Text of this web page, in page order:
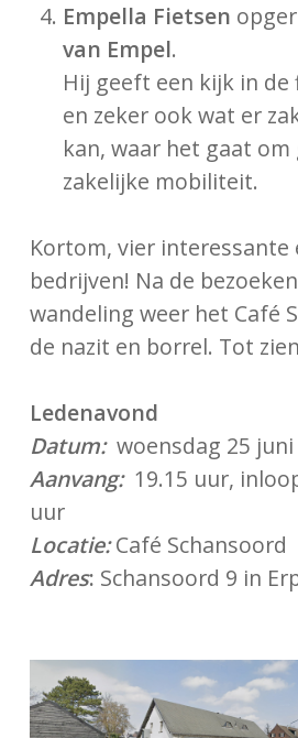
Empella Fietsen
van Empel.
Hij geeft een kijk in de
en zeker ook wat er
kan, waar het gaat om
zakelijke mobiliteit.
Kortom, vier interessante
bedrijven! Na de
wandeling weer het Café
de nazit en borrel. Tot
Ledenavond
Datum:woensdag 25 juni
Aanvang:19.15 uur,
uur
Locatie:Café Schansoord
Adres: Schansoord 9 in